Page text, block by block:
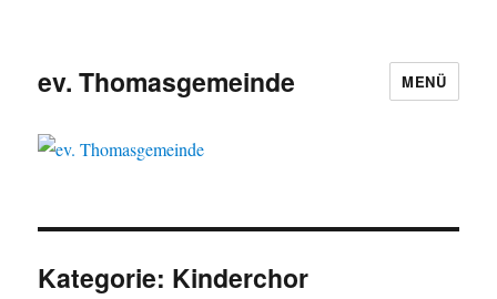
ev. Thomasgemeinde MENÜ
Kategorie: Kinderchor